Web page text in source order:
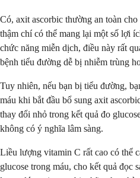
Có, axit ascorbic thường an toàn
thậm chí có thể mang lại một số lợi
chức năng miễn dịch, điều này rất
bệnh tiểu đường dễ bị nhiễm trùng
Tuy nhiên, nếu bạn bị tiểu đường,
máu khi bắt đầu bổ sung axit
thay đổi nhỏ trong kết quả đo
không có ý nghĩa lâm sàng.
Liều lượng vitamin C rất cao có thể
glucose trong máu, cho kết quả đọc